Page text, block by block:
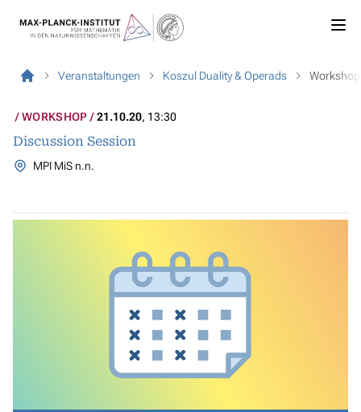
Veranstaltungen Koszul Duality & Operads Workshop
WORKSHOP 21.10.20, 13:30
Discussion Session
MPI MiS n.n.